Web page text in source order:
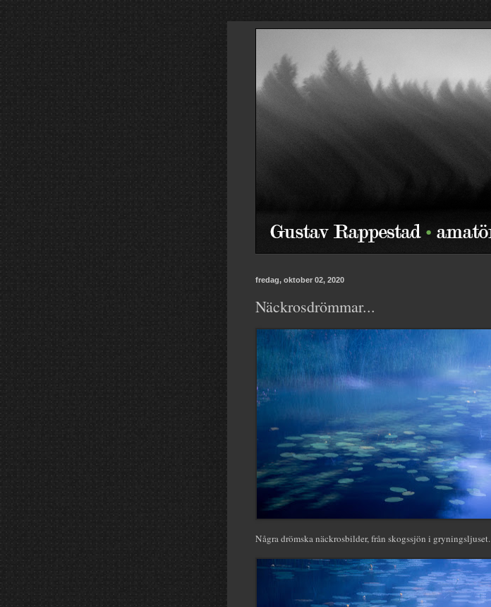
fredag, oktober 02, 2020
Näckrosdrömmar...
Några drömska näckrosbilder, från skogssjön i gryningsljuset.